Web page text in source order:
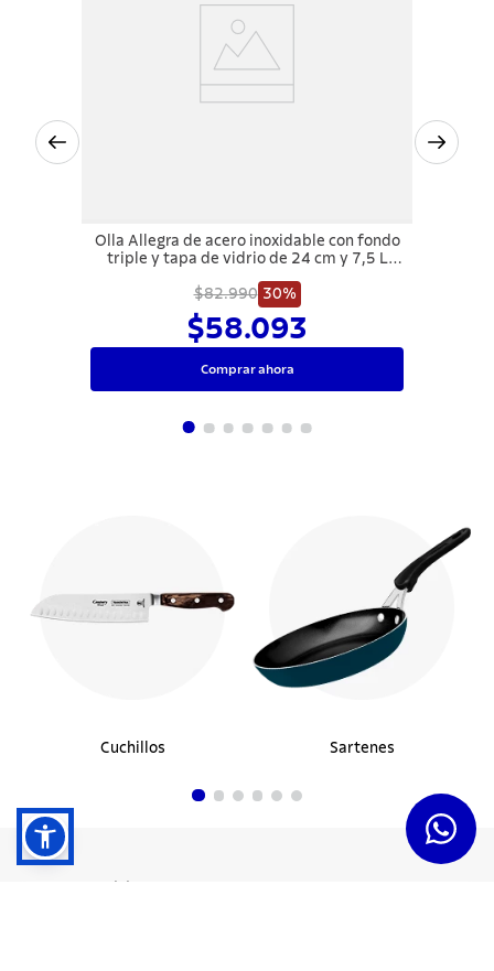
Olla Allegra de acero inoxidable con fondo
triple y tapa de vidrio de 24 cm y 7,5 L
$82.990 30%
$58.093
Comprar ahora
Cuchillos Sartenes